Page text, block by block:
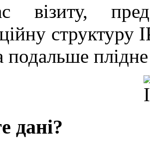
візиту,
структуру
подальше
дані?